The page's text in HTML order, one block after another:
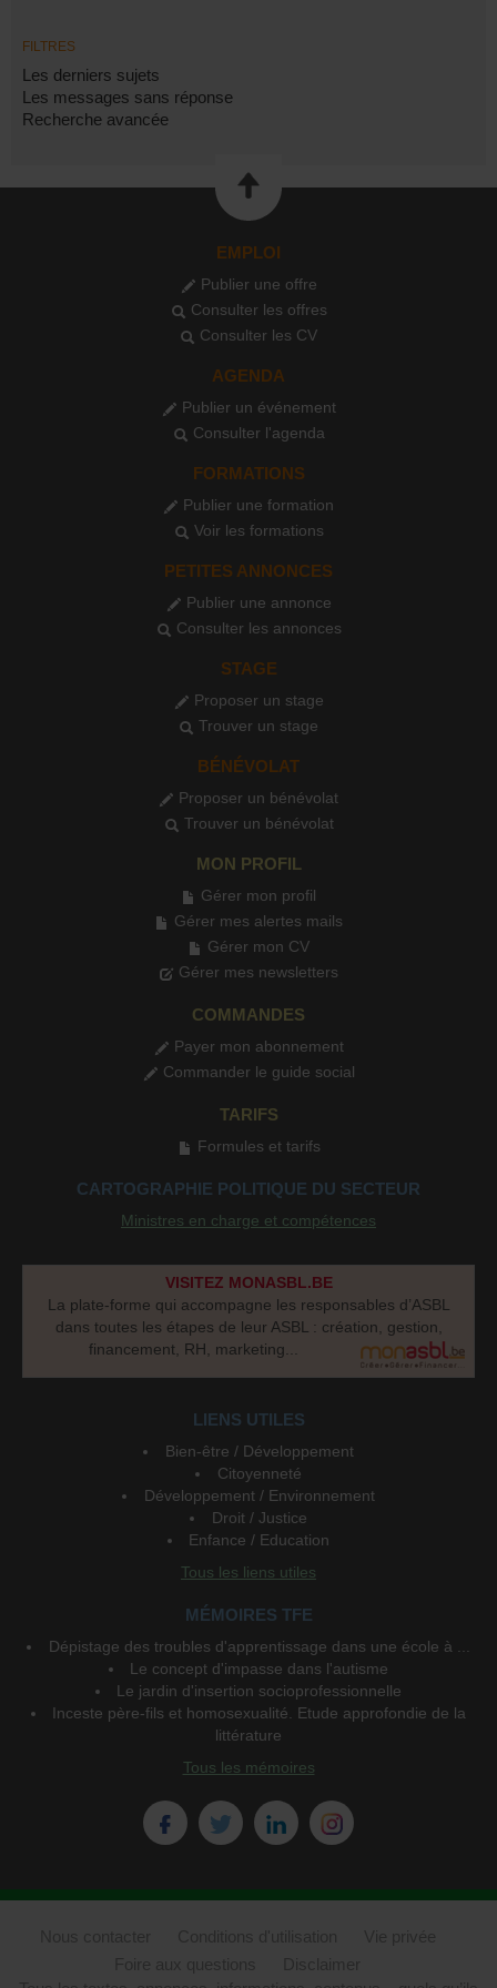
FILTRES
Les derniers sujets
Les messages sans réponse
Recherche avancée
EMPLOI
Publier une offre
Consulter les offres
Consulter les CV
AGENDA
Publier un événement
Consulter l'agenda
FORMATIONS
Publier une formation
Voir les formations
PETITES ANNONCES
Publier une annonce
Consulter les annonces
STAGE
Proposer un stage
Trouver un stage
BÉNÉVOLAT
Proposer un bénévolat
Trouver un bénévolat
MON PROFIL
Gérer mon profil
Gérer mes alertes mails
Gérer mon CV
Gérer mes newsletters
COMMANDES
Payer mon abonnement
Commander le guide social
TARIFS
Formules et tarifs
CARTOGRAPHIE POLITIQUE DU SECTEUR
Ministres en charge et compétences
VISITEZ MONASBL.BE
La plate-forme qui accompagne les responsables d’ASBL
dans toutes les étapes de leur ASBL : création, gestion,
financement, RH, marketing...
LIENS UTILES
Bien-être / Développement
Citoyenneté
Développement / Environnement
Droit / Justice
Enfance / Education
Tous les liens utiles
MÉMOIRES TFE
Dépistage des troubles d'apprentissage dans une école à ...
Le concept d'impasse dans l'autisme
Le jardin d'insertion socioprofessionnelle
Inceste père-fils et homosexualité. Etude approfondie de la
littérature
Tous les mémoires